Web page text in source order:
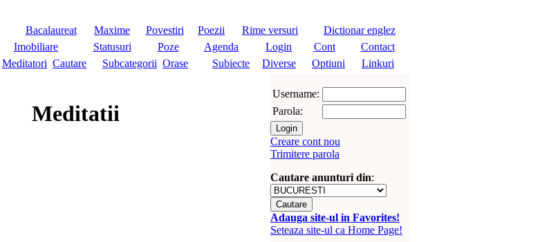
Bacalaureat Maxime Povestiri Poezii Rime versuri
Dictionar englez
Imobiliare Statusuri Poze Agenda Login Cont
Contact
Meditatori Cautare Subcategorii Orase Subiecte Diverse Optiuni Linkuri
Meditatii
Username:
Parola:
Creare cont nou
Trimitere parola
Cautare anunturi din:
Adauga site-ul in Favorites!
Seteaza site-ul ca Home Page!